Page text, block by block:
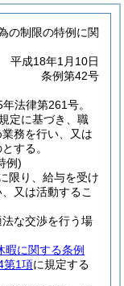
の制限の特例に関
平成18年1月10日
条例第42号
法律第261号。
定に基づき、職
務を行い、又は
する。
例)
限り、給与を受け
又は活動するこ
な交渉を行う場
暇に関する条例
第1項に規定する